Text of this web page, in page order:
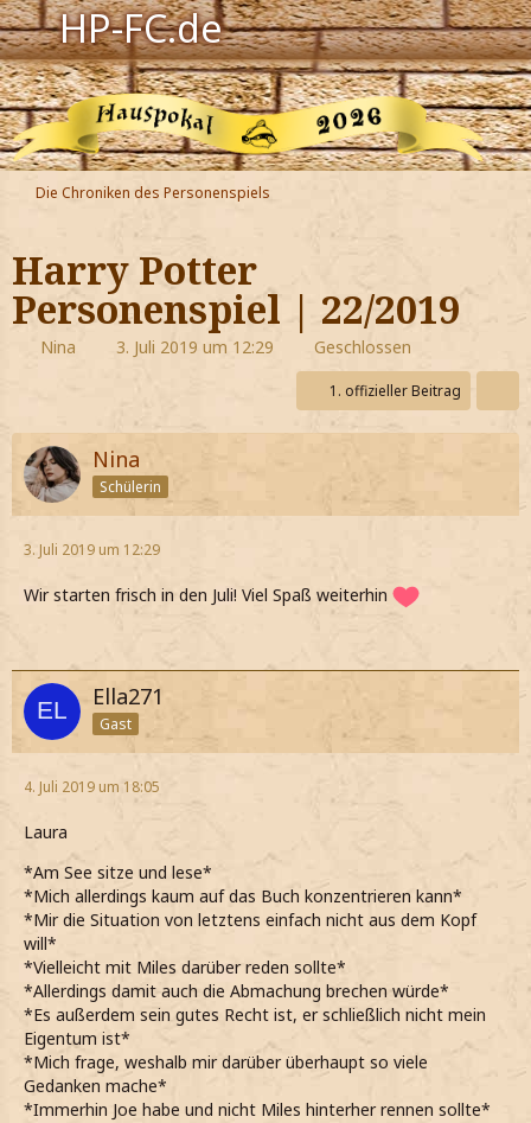
HP-FC.de
Navigation
Harry Potter
Der HP-FC
Hogwarts
Zauberwelt
Willkommen
Jetzt Fanclub-Mitglied werden!
Die Chroniken des Personenspiels
Harry Potter
Personenspiel | 22/2019
Nina 3. Juli 2019 um 12:29 Geschlossen
1. offizieller Beitrag
Nina
Schülerin
3. Juli 2019 um 12:29
Wir starten frisch in den Juli! Viel Spaß weiterhin
Ella271
Gast
4. Juli 2019 um 18:05
Laura
*Am See sitze und lese*
*Mich allerdings kaum auf das Buch konzentrieren kann*
*Mir die Situation von letztens einfach nicht aus dem Kopf
will*
*Vielleicht mit Miles darüber reden sollte*
*Allerdings damit auch die Abmachung brechen würde*
*Es außerdem sein gutes Recht ist, er schließlich nicht mein
Eigentum ist*
*Mich frage, weshalb mir darüber überhaupt so viele
Gedanken mache*
*Immerhin Joe habe und nicht Miles hinterher rennen sollte*